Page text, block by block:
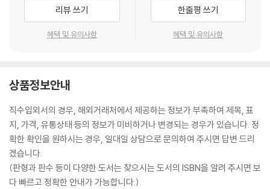
리뷰 쓰기
혜택 및 유의사항
한줄평 쓰기
혜택 및 유의사항
상품정보안내
직수입외서의 경우, 해외거래처에서 제공하는 정보가 부족하여 제목, 표
지, 가격, 유통상태 등의 정보가 미비하거나 변경되는 경우가 있습니다. 정
확한 확인을 원하시는 경우, 일대일 상담으로 문의하여 주시면 답변 드리
겠습니다.
(판형과 판수 등이 다양한 도서는 찾으시는 도서의 ISBN을 알려 주시면 보
다 빠르고 정확한 안내가 가능합니다.)